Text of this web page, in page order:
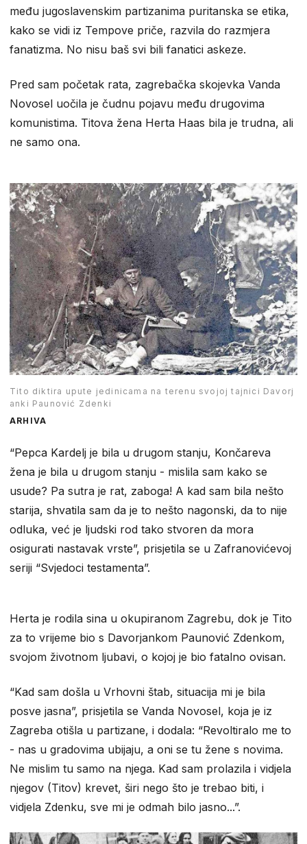
među jugoslavenskim partizanima puritanska se etika,
kako se vidi iz Tempove priče, razvila do razmjera
fanatizma. No nisu baš svi bili fanatici askeze.
Pred sam početak rata, zagrebačka skojevka Vanda
Novosel uočila je čudnu pojavu među drugovima
komunistima. Titova žena Herta Haas bila je trudna, ali
ne samo ona.
Tito diktira upute jedinicama na terenu svojoj tajnici Davorj
anki Paunović Zdenki
ARHIVA
“Pepca Kardelj je bila u drugom stanju, Končareva
žena je bila u drugom stanju - mislila sam kako se
usude? Pa sutra je rat, zaboga! A kad sam bila nešto
starija, shvatila sam da je to nešto nagonski, da to nije
odluka, već je ljudski rod tako stvoren da mora
osigurati nastavak vrste”, prisjetila se u Zafranovićevoj
seriji “Svjedoci testamenta”.
Herta je rodila sina u okupiranom Zagrebu, dok je Tito
za to vrijeme bio s Davorjankom Paunović Zdenkom,
svojom životnom ljubavi, o kojoj je bio fatalno ovisan.
“Kad sam došla u Vrhovni štab, situacija mi je bila
posve jasna”, prisjetila se Vanda Novosel, koja je iz
Zagreba otišla u partizane, i dodala: “Revoltiralo me to
- nas u gradovima ubijaju, a oni se tu žene s novima.
Ne mislim tu samo na njega. Kad sam prolazila i vidjela
njegov (Titov) krevet, širi nego što je trebao biti, i
vidjela Zdenku, sve mi je odmah bilo jasno...”.